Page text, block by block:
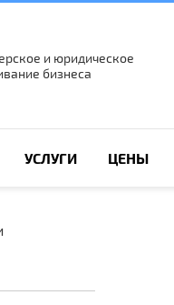
и юридическое
бизнеса
УСЛУГИ ЦЕНЫ